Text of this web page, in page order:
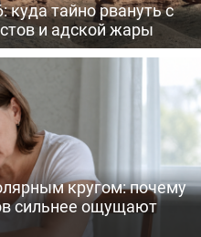
тайно рвануть с
и адской жары
кругом: почему
сильнее ощущают